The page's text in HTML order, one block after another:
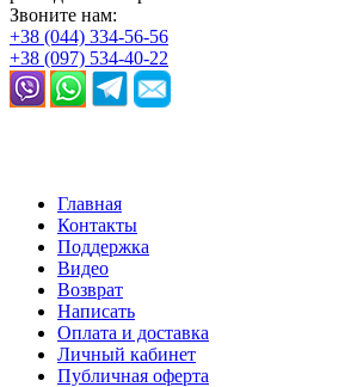
Звоните нам:
+38 (044) 334-56-56
+38 (097) 534-40-22
Главная
Контакты
Поддержка
Видео
Возврат
Написать
Оплата и доставка
Личный кабинет
Публичная оферта